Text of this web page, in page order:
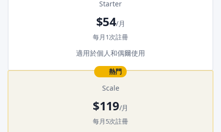
Starter
$54/月
每月1次註冊
適用於個人和偶爾使用
熱門
Scale
$119/月
每月5次註冊